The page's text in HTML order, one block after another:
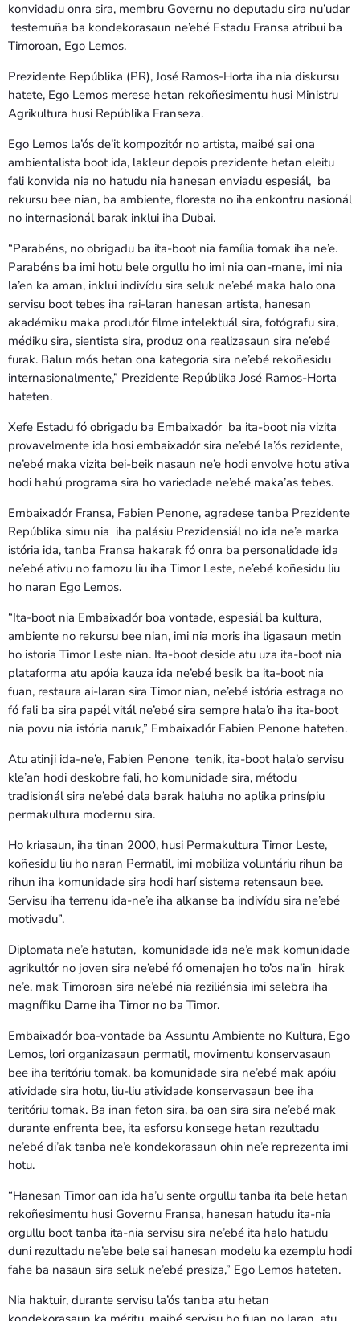
konvidadu onra sira, membru Governu no deputadu sira nu’udar
testemuña ba kondekorasaun ne’ebé Estadu Fransa atribui ba
Timoroan, Ego Lemos.
Prezidente Repúblika (PR), José Ramos-Horta iha nia diskursu
hatete, Ego Lemos merese hetan rekoñesimentu husi Ministru
Agrikultura husi Repúblika Franseza.
Ego Lemos la’ós de’it kompozitór no artista, maibé sai ona
ambientalista boot ida, lakleur depois prezidente hetan eleitu
fali konvida nia no hatudu nia hanesan enviadu espesiál, ba
rekursu bee nian, ba ambiente, floresta no iha enkontru nasionál
no internasionál barak inklui iha Dubai.
“Parabéns, no obrigadu ba ita-boot nia família tomak iha ne’e.
Parabéns ba imi hotu bele orgullu ho imi nia oan-mane, imi nia
la’en ka aman, inklui indivídu sira seluk ne’ebé maka halo ona
servisu boot tebes iha rai-laran hanesan artista, hanesan
akadémiku maka produtór filme intelektuál sira, fotógrafu sira,
médiku sira, sientista sira, produz ona realizasaun sira ne’ebé
furak. Balun mós hetan ona kategoria sira ne’ebé rekoñesidu
internasionalmente,” Prezidente Repúblika José Ramos-Horta
hateten.
Xefe Estadu fó obrigadu ba Embaixadór ba ita-boot nia vizita
provavelmente ida hosi embaixadór sira ne’ebé la’ós rezidente,
ne’ebé maka vizita bei-beik nasaun ne’e hodi envolve hotu ativa
hodi hahú programa sira ho variedade ne’ebé maka’as tebes.
Embaixadór Fransa, Fabien Penone, agradese tanba Prezidente
Repúblika simu nia iha palásiu Prezidensiál no ida ne’e marka
istória ida, tanba Fransa hakarak fó onra ba personalidade ida
ne’ebé ativu no famozu liu iha Timor Leste, ne’ebé koñesidu liu
ho naran Ego Lemos.
“Ita-boot nia Embaixadór boa vontade, espesiál ba kultura,
ambiente no rekursu bee nian, imi nia moris iha ligasaun metin
ho istoria Timor Leste nian. Ita-boot deside atu uza ita-boot nia
plataforma atu apóia kauza ida ne’ebé besik ba ita-boot nia
fuan, restaura ai-laran sira Timor nian, ne’ebé istória estraga no
fó fali ba sira papél vitál ne’ebé sira sempre hala’o iha ita-boot
nia povu nia istória naruk,” Embaixadór Fabien Penone hateten.
Atu atinji ida-ne’e, Fabien Penone tenik, ita-boot hala’o servisu
kle’an hodi deskobre fali, ho komunidade sira, métodu
tradisionál sira ne’ebé dala barak haluha no aplika prinsípiu
permakultura modernu sira.
Ho kriasaun, iha tinan 2000, husi Permakultura Timor Leste,
koñesidu liu ho naran Permatil, imi mobiliza voluntáriu rihun ba
rihun iha komunidade sira hodi harí sistema retensaun bee.
Servisu iha terrenu ida-ne’e iha alkanse ba indivídu sira ne’ebé
motivadu”.
Diplomata ne’e hatutan, komunidade ida ne’e mak komunidade
agrikultór no joven sira ne’ebé fó omenajen ho to’os na’in hirak
ne’e, mak Timoroan sira ne’ebé nia reziliénsia imi selebra iha
magnífiku Dame iha Timor no ba Timor.
Embaixadór boa-vontade ba Assuntu Ambiente no Kultura, Ego
Lemos, lori organizasaun permatil, movimentu konservasaun
bee iha teritóriu tomak, ba komunidade sira ne’ebé mak apóiu
atividade sira hotu, liu-liu atividade konservasaun bee iha
teritóriu tomak. Ba inan feton sira, ba oan sira sira ne’ebé mak
durante enfrenta bee, ita esforsu konsege hetan rezultadu
ne’ebé di’ak tanba ne’e kondekorasaun ohin ne’e reprezenta imi
hotu.
“Hanesan Timor oan ida ha’u sente orgullu tanba ita bele hetan
rekoñesimentu husi Governu Fransa, hanesan hatudu ita-nia
orgullu boot tanba ita-nia servisu sira ne’ebé ita halo hatudu
duni rezultadu ne’ebe bele sai hanesan modelu ka ezemplu hodi
fahe ba nasaun sira seluk ne’ebé presiza,” Ego Lemos hateten.
Nia haktuir, durante servisu la’ós tanba atu hetan